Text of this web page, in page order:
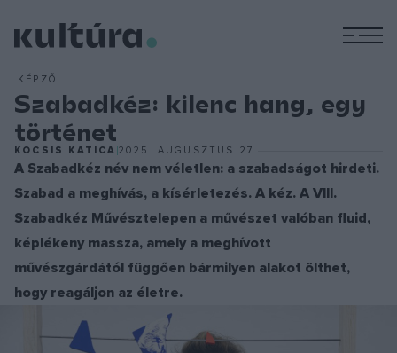
KÉPZŐ
Szabadkéz: kilenc hang, egy
történet
KOCSIS KATICA 2025. AUGUSZTUS 27.
A Szabadkéz név nem véletlen: a szabadságot hirdeti.
Szabad a meghívás, a kísérletezés. A kéz. A VIII.
Szabadkéz Művésztelepen a művészet valóban fluid,
képlékeny massza, amely a meghívott
művészgárdától függően bármilyen alakot ölthet,
hogy reagáljon az életre.